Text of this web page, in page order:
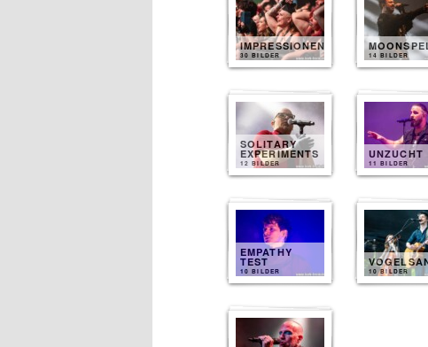
IMPRESSIONEN
30 BILDER 14 BILDER
SOLITARY
EXPERIMENTS
12 BILDER
UNZUCHT
11 BILDER
EMPATHY
TEST
10 BILDER 10 BILDER